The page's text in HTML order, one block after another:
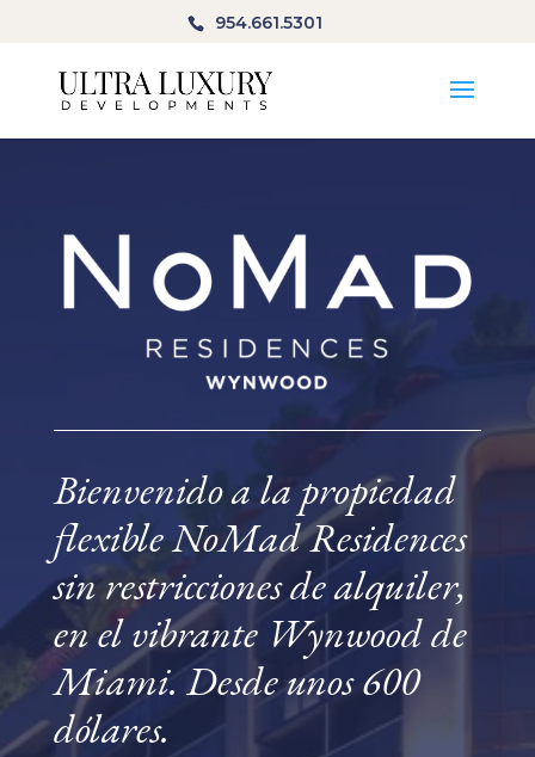
954.661.5301
Bienvenido a la propiedad
flexible NoMad Residences
sin restricciones de alquiler,
en el vibrante Wynwood de
Miami. Desde unos 600
dólares.